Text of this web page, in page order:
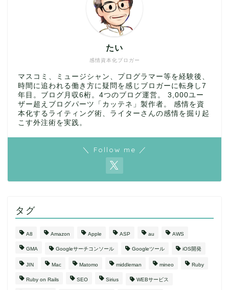
感情資本化ブロガー
たい
マスコミ、ミュージシャン、プログラマー等を経験後、
時間に追われる働き方に疑問を感じブロガーに転身し7
年目。ブログ月収6桁。4つのブログ運営。 3,000ユー
ザー超えブログパーツ「カッテネ」製作者。 感情を資
本化するライティング術、ライターさんの感情を掘り起
こす外注術を実践。
＼ Follow me ／
タグ
A8 Amazon Apple ASP au AWS
GMA Googleサーチコンソール Googleツール iOS開発
JIN Mac Matomo middleman mineo Ruby
Ruby on Rails SEO Sirius WEBサービス